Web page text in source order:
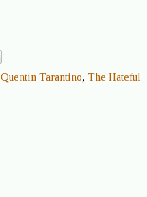
Quentin Tarantino, The Hateful